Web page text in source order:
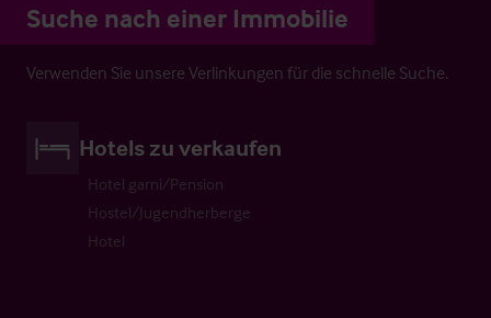
Suche nach einer Immobilie
Verwenden Sie unsere Verlinkungen für die schnelle Suche.
Hotels zu verkaufen
Hotel garni/Pension
Hostel/Jugendherberge
Hotel